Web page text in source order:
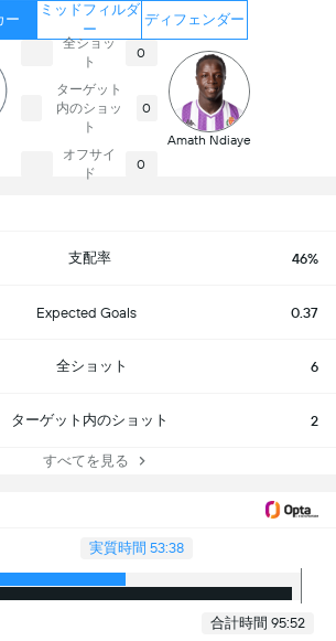
ー
ミッドフィルダ
ー
ディフェンダー
全ショッ
ト
0
ターゲット
内のショッ
ト
0
オフサイ
ド
0
Amath Ndiaye
支配率 46%
Expected Goals 0.37
全ショット 6
ターゲット内のショット 2
すべてを見る
実質時間 53:38
合計時間 95:52